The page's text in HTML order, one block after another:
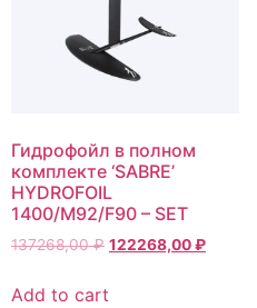
Гидрофойл в полном
комплекте ‘SABRE’
HYDROFOIL
1400/M92/F90 – SET
137268,00₽ 122268,00₽
Add to cart